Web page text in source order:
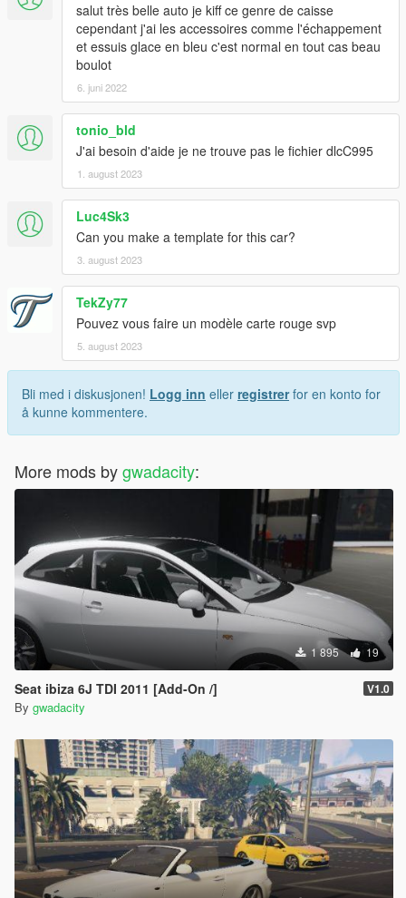
salut très belle auto je kiff ce genre de caisse
cependant j'ai les accessoires comme l'échappement
et essuis glace en bleu c'est normal en tout cas beau
boulot
6. juni 2022
tonio_bld
J'ai besoin d'aide je ne trouve pas le fichier dlcC995
1. august 2023
Luc4Sk3
Can you make a template for this car?
3. august 2023
TekZy77
Pouvez vous faire un modèle carte rouge svp
5. august 2023
Bli med i diskusjonen! Logg inn eller registrerfor en konto for
å kunne kommentere.
More mods bygwadacity:
1 895 19
Seat ibiza 6J TDI 2011 [Add-On /] V1.0
By gwadacity